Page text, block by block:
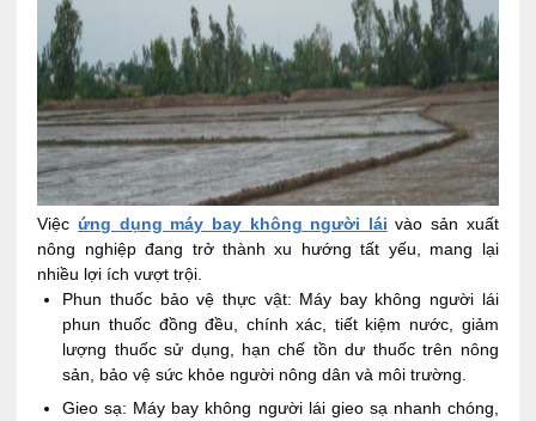
Việcứng dụng máy bay không người lái vào sản xuất
nông nghiệp đang trở thành xu hướng tất yếu, mang lại
nhiều lợi ích vượt trội.
Phun thuốc bảo vệ thực vật: Máy bay không người lái
phun thuốc đồng đều, chính xác, tiết kiệm nước, giảm
lượng thuốc sử dụng, hạn chế tồn dư thuốc trên nông
sản, bảo vệ sức khỏe người nông dân và môi trường.
Gieo sạ: Máy bay không người lái gieo sạ nhanh chóng,